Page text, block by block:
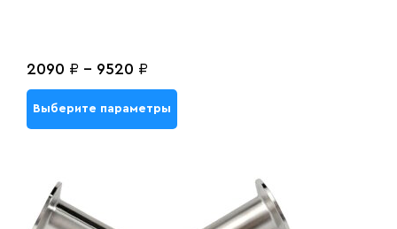
2090 ₽ - 9520 ₽
Выберите параметры